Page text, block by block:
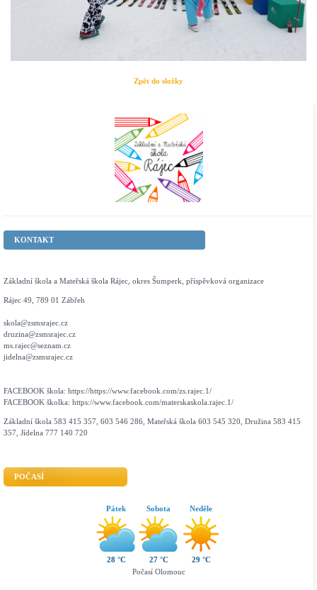
Zpět do složky
KONTAKT
Základní škola a Mateřská škola Rájec, okres Šumperk, příspěvková organizace
Rájec 49, 789 01 Zábřeh
skola@zsmsrajec.cz
druzina@zsmsrajec.cz
ms.rajec@seznam.cz
jidelna@zsmsrajec.cz
FACEBOOK škola: https://https://www.facebook.com/zs.rajec.1/
FACEBOOK školka: https://www.facebook.com/materskaskola.rajec.1/
Základní škola 583 415 357, 603 546 286, Mateřská škola 603 545 320, Družina 583 415
357, Jídelna 777 140 720
POČASÍ
Pátek
28 °C
Sobota
27 °C
Neděle
29 °C
Počasí Olomouc